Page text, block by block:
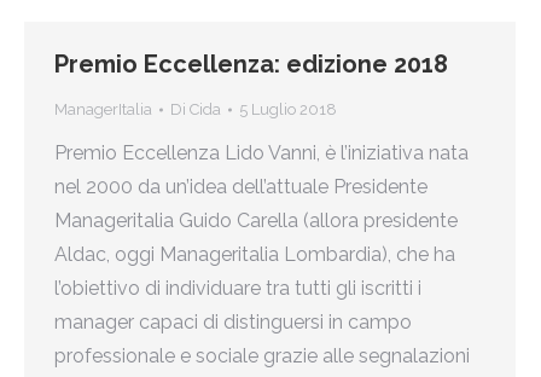
Premio Eccellenza: edizione 2018
ManagerItalia Di Cida 5 Luglio 2018
Premio Eccellenza Lido Vanni, è l’iniziativa nata
nel 2000 da un’idea dell’attuale Presidente
Manageritalia Guido Carella (allora presidente
Aldac, oggi Manageritalia Lombardia), che ha
l’obiettivo di individuare tra tutti gli iscritti i
manager capaci di distinguersi in campo
professionale e sociale grazie alle segnalazioni